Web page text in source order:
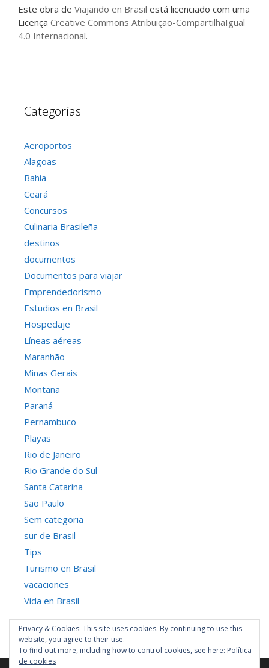
Este obra de Viajando en Brasil está licenciado com uma
Licença Creative Commons Atribuição-CompartilhaIgual
4.0 Internacional.
Categorías
Aeroportos
Alagoas
Bahia
Ceará
Concursos
Culinaria Brasileña
destinos
documentos
Documentos para viajar
Emprendedorismo
Estudios en Brasil
Hospedaje
Líneas aéreas
Maranhão
Minas Gerais
Montaña
Paraná
Pernambuco
Playas
Rio de Janeiro
Rio Grande do Sul
Santa Catarina
São Paulo
Sem categoria
sur de Brasil
Tips
Turismo en Brasil
vacaciones
Vida en Brasil
Privacy & Cookies: This site uses cookies. By continuing to use this
website, you agree to their use.
To find out more, including how to control cookies, see here: Política
de cookies